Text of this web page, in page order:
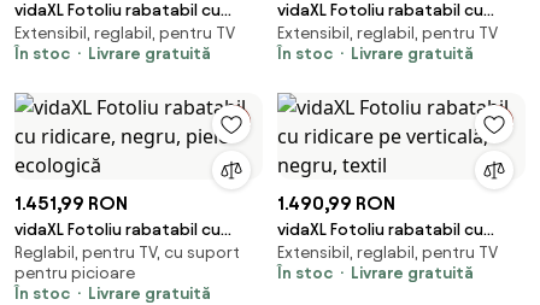
vidaXL Fotoliu rabatabil cu
ridicare pe verticală, negru,
textil
Extensibil, reglabil, pentru TV
În stoc
Livrare gratuită
vidaXL Fotoliu rabatabil cu
ridicare pe verticală, negru,
textil
Extensibil, reglabil, pentru TV
În stoc
Livrare gratuită
1.451,99 RON
vidaXL Fotoliu rabatabil cu
ridicare, negru, piele ecologică
Reglabil, pentru TV, cu suport
pentru picioare
În stoc
Livrare gratuită
1.490,99 RON
vidaXL Fotoliu rabatabil cu
ridicare pe verticală, negru,
textil
Extensibil, reglabil, pentru TV
În stoc
Livrare gratuită